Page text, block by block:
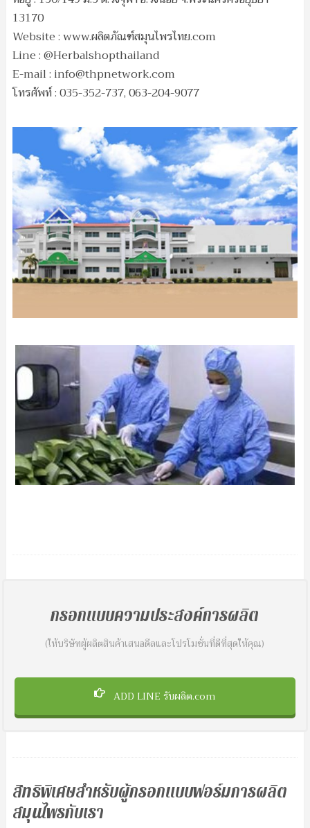
13170
Website : www.ผลิตภัณฑ์สมุนไพรไทย.com
Line : @Herbalshopthailand
E-mail : info@thpnetwork.com
โทรศัพท์ : 035-352-737, 063-204-9077
กรอกแบบความประสงค์การผลิต
(ให้บริษัทผู้ผลิตสินค้าเสนอดีลและโปรโมชั่นที่ดีที่สุดให้คุณ)
ADD LINE รับผลิต.com
สิทธิพิเศษสำหรับผู้กรอกแบบฟอร์มการผลิต
สมุนไพรกับเรา